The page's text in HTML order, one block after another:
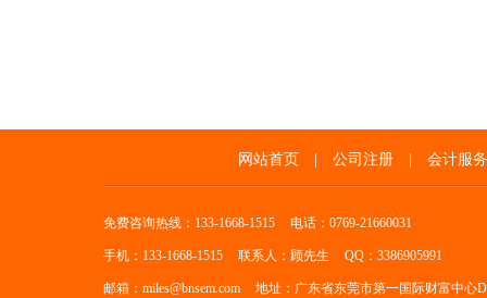
网站首页 公司注册 会计服务
免费咨询热线：133-1668-1515 电话：0769-21660031
手机：133-1668-1515 联系人：顾先生 QQ：3386905991
邮箱：miles@bnsem.com 地址：广东省东莞市第一国际财富中心